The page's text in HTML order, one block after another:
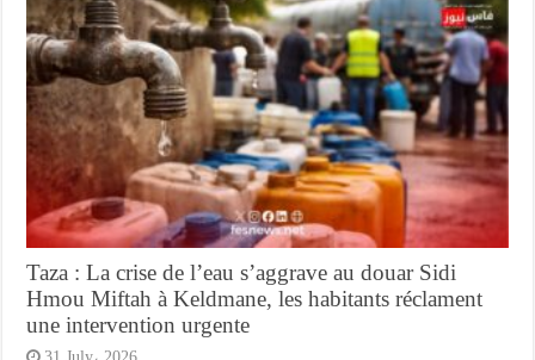
Taza : La crise de l’eau s’aggrave au douar Sidi
Hmou Miftah à Keldmane, les habitants réclament
une intervention urgente